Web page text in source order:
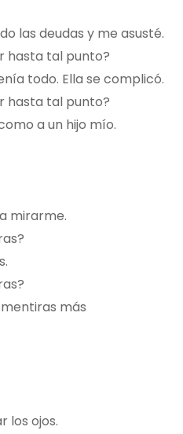
las deudas y me asusté.
hasta tal punto?
todo. Ella se complicó.
hasta tal punto?
a un hijo mío.
mirarme.
más
los ojos.